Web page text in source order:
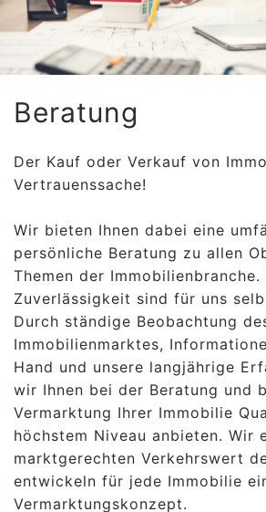
Beratung
Der Kauf oder Verkauf von
Vertrauenssache!
Wir bieten Ihnen dabei eine
persönliche Beratung zu allen
Themen der Immobilienbranche.
Zuverlässigkeit sind für uns
Durch ständige Beobachtung
Immobilienmarktes,
Hand und unsere langjährige
wir Ihnen bei der Beratung und
Vermarktung Ihrer Immobilie
höchstem Niveau anbieten. Wir
marktgerechten Verkehrswert
entwickeln für jede Immobilie
Vermarktungskonzept.